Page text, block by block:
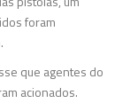
foram
que agentes do
acionados.